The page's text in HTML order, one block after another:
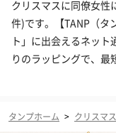
クリスマスに同僚女性
件)です。【TANP（タ
ト」に出会えるネット
りのラッピングで、
タンプホーム > クリスマ